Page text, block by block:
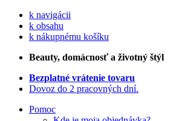
k navigácii
k obsahu
k nákupnému košíku
Beauty, domácnosť a životný štýl
Bezplatné vrátenie tovaru
Dovoz do 2 pracovných dní.
Pomoc